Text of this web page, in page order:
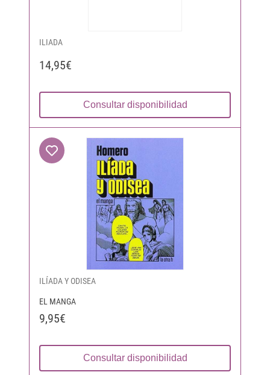
ILIADA
14,95€
Consultar disponibilidad
ILÍADA Y ODISEA
EL MANGA
9,95€
Consultar disponibilidad